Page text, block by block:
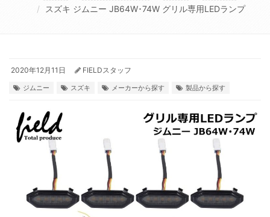
スズキ ジムニー JB64W･74W グリル専用LEDランプ
2020年12月11日 FIELDスタッフ
ジムニー スズキ メーカーから探す 製品から探す